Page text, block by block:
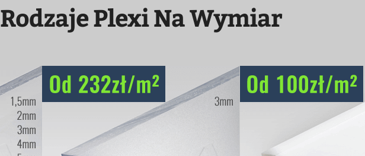
Rodzaje Plexi Na Wymiar